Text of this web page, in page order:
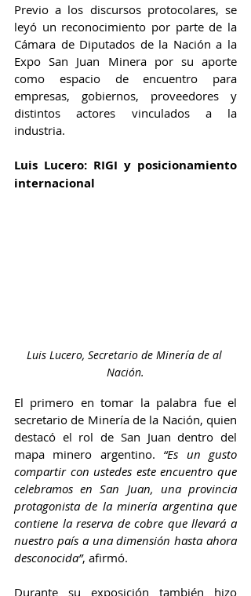
Previo a los discursos protocolares, se
leyó un reconocimiento por parte de la
Cámara de Diputados de la Nación a la
Expo San Juan Minera por su aporte
como espacio de encuentro para
empresas, gobiernos, proveedores y
distintos actores vinculados a la
industria.
Luis Lucero: RIGI y posicionamiento
internacional
Luis Lucero, Secretario de Minería de al
Nación.
El primero en tomar la palabra fue el
secretario de Minería de la Nación, quien
destacó el rol de San Juan dentro del
mapa minero argentino. “Es un gusto
compartir con ustedes este encuentro que
celebramos en San Juan, una provincia
protagonista de la minería argentina que
contiene la reserva de cobre que llevará a
nuestro país a una dimensión hasta ahora
desconocida”, afirmó.
Durante su exposición también hizo